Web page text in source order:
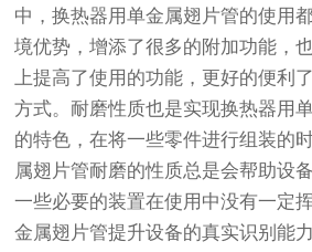
中，换热器用单金属翅片管的使用
境优势，增添了很多的附加功能，
上提高了使用的功能，更好的便利
方式。耐磨性质也是实现换热器用
的特色，在将一些零件进行组装的
属翅片管耐磨的性质总是会帮助设
一些必要的装置在使用中没有一定
金属翅片管提升设备的真实识别能